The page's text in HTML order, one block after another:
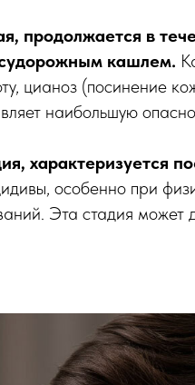
продолжается в
кашлем.
цианоз (посинение
наибольшую
характеризуется
особенно при
Эта стадия может